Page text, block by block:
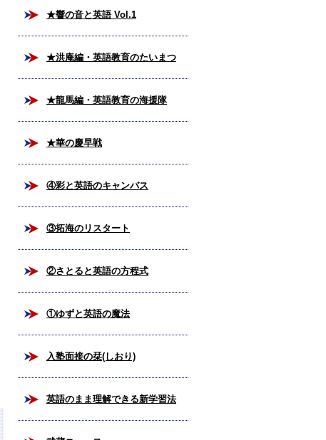
★響の音と英語 Vol.1
★洪庵編・英語教育のたいまつ
★龍馬編・英語教育の海援隊
★華の慶早戦
④彩と英語のキャンバス
③拓海のリスタート
②さとると英語の方程式
①ゆずと英語の魔法
入塾面接の栞(しおり)
英語のまま理解できる新学習法